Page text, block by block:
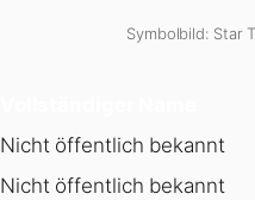
Symbolbild: Star
Nicht öffentlich bekannt
Nicht öffentlich bekannt